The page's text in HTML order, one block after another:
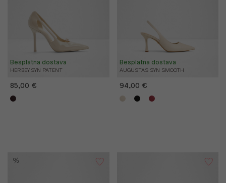
HERBEY SYN PATENT
Besplatna dostava
85,00 €
AUGUSTAS SYN SMOOTH
Besplatna dostava
94,00 €
%